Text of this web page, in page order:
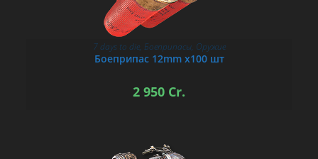
В КОРЗИНУ
7 days to die, Боеприпасы, Оружие
Боеприпас 12mm х100 шт
2 950 Cr.